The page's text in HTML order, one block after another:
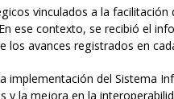
vinculados a la
ese contexto, se recibió el
avances registrados en
implementación del Sistema
la mejora en la